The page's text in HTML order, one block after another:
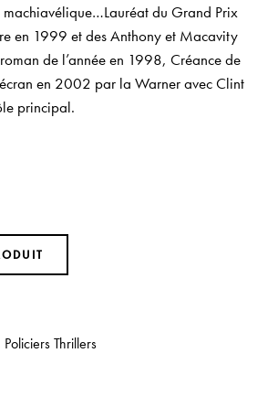
machiavélique…Lauréat du Grand Prix
en 1999 et des Anthony et Macavity
de l’année en 1998, Créance de
en 2002 par la Warner avec Clint
principal.
Policiers Thrillers